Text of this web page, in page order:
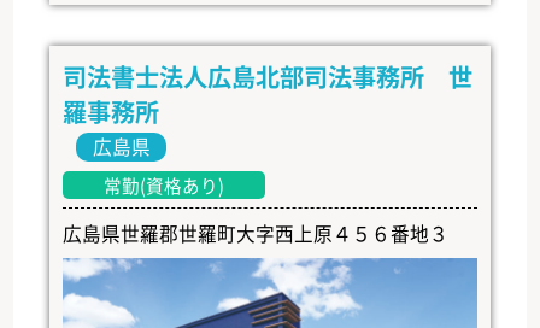
司法書士法人広島北部司法事務所 世
羅事務所
広島県
常勤(資格あり)
広島県世羅郡世羅町大字西上原４５６番地３